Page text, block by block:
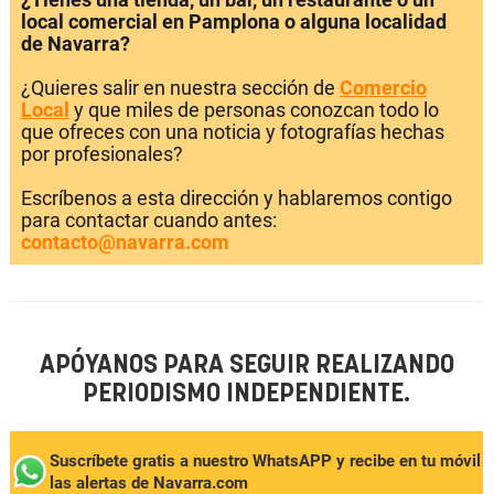
local comercial en Pamplona o alguna localidad
de Navarra?
¿Quieres salir en nuestra sección de Comercio
Local y que miles de personas conozcan todo lo
que ofreces con una noticia y fotografías hechas
por profesionales?
Escríbenos a esta dirección y hablaremos contigo
para contactar cuando antes:
contacto@navarra.com
APÓYANOS PARA SEGUIR REALIZANDO
PERIODISMO INDEPENDIENTE.
Suscríbete gratis a nuestro WhatsAPP y recibe en tu móvil
las alertas de Navarra.com